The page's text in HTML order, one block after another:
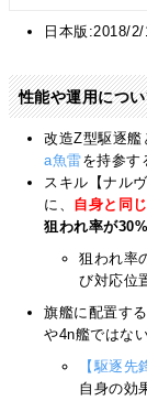
日本版:2018/
性能や運用につ
改造Z型駆逐艦
a魚雷を持参す
スキル【ナル
に、 自身と同
狙われ率が
狙われ率
び対応位
旗艦に配置す
や4n艦ではな
【駆逐先
自身の効